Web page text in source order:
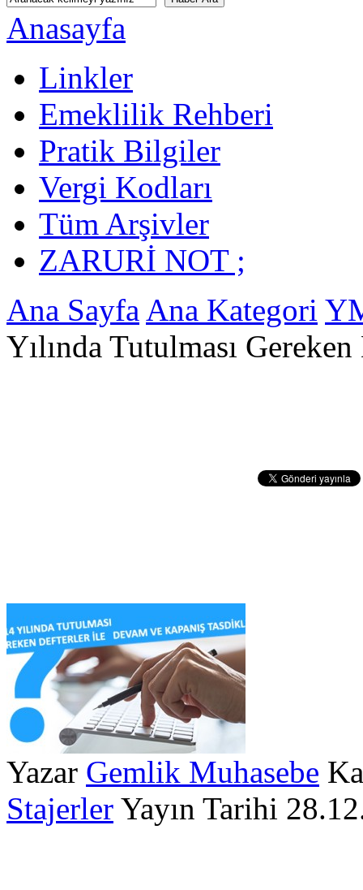
Anasayfa
Linkler
Emeklilik Rehberi
Pratik Bilgiler
Vergi Kodları
Tüm Arşivler
ZARURİ NOT ;
Ana Sayfa Ana Kategori
Yılında Tutulması
Yazar Gemlik Muhasebe
Stajerler Yayın Tarihi